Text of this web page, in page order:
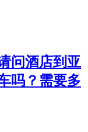
问酒店到亚
吗？需要多